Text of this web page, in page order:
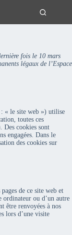
fois le 10 mars
légaux de l’Espace
« le site web ») utilise
toutes ces
Des cookies sont
engagées. Dans le
des cookies sur
de ce site web et
ordinateur ou d’un autre
être renvoyées à nos
lors d’une visite